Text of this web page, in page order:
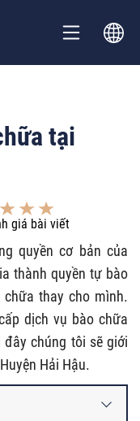
tại
giá bài viết
quyền cơ bản của
thành quyền tự bào
thay cho mình.
dịch vụ bào chữa
đây chúng tôi sẽ giới
Hải Hậu.